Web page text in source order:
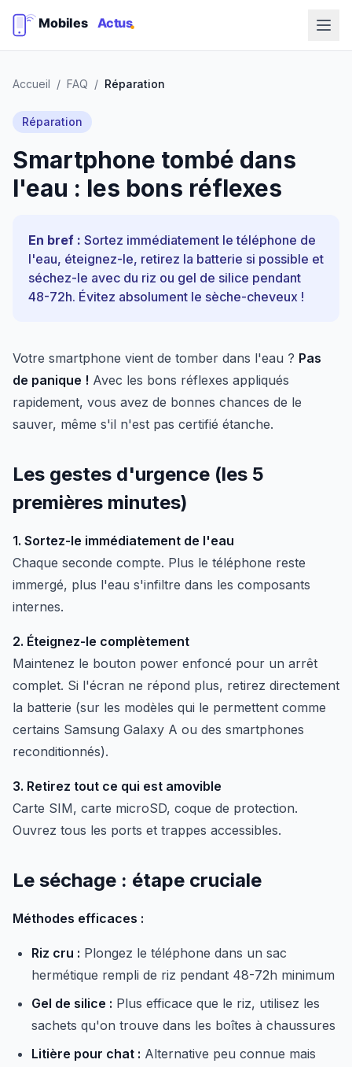
Accueil / FAQ / Réparation
Réparation
Smartphone tombé dans
l'eau : les bons réflexes
En bref : Sortez immédiatement le téléphone de
l'eau, éteignez-le, retirez la batterie si possible et
séchez-le avec du riz ou gel de silice pendant
48-72h. Évitez absolument le sèche-cheveux !
Votre smartphone vient de tomber dans l'eau ? Pas
de panique ! Avec les bons réflexes appliqués
rapidement, vous avez de bonnes chances de le
sauver, même s'il n'est pas certifié étanche.
Les gestes d'urgence (les 5
premières minutes)
1. Sortez-le immédiatement de l'eau
Chaque seconde compte. Plus le téléphone reste
immergé, plus l'eau s'infiltre dans les composants
internes.
2. Éteignez-le complètement
Maintenez le bouton power enfoncé pour un arrêt
complet. Si l'écran ne répond plus, retirez directement
la batterie (sur les modèles qui le permettent comme
certains Samsung Galaxy A ou des smartphones
reconditionnés).
3. Retirez tout ce qui est amovible
Carte SIM, carte microSD, coque de protection.
Ouvrez tous les ports et trappes accessibles.
Le séchage : étape cruciale
Méthodes efficaces :
Riz cru : Plongez le téléphone dans un sac
hermétique rempli de riz pendant 48-72h minimum
Gel de silice : Plus efficace que le riz, utilisez les
sachets qu'on trouve dans les boîtes à chaussures
Litière pour chat : Alternative peu connue mais